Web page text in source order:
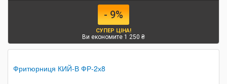
- 9%
СУПЕР ЦІНА!
Ви економите 1 250 ₴
Фритюрниця КИЙ-В ФР-2х8